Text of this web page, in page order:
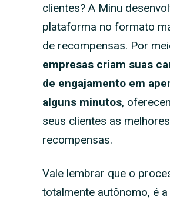
clientes? A Minu
plataforma no formato
de recompensas. Por
empresas criam suas
de engajamento em
alguns minutos,
seus clientes as melhores
recompensas.
Vale lembrar que o
totalmente autônomo, é